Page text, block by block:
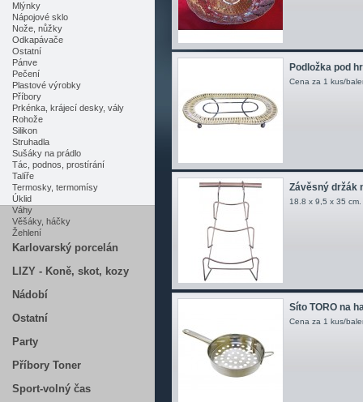
Mlýnky
Nápojové sklo
Nože, nůžky
Odkapávače
Ostatní
Pánve
Pečení
Plastové výrobky
Příbory
Prkénka, krájecí desky, vály
Rohože
Silikon
Struhadla
Sušáky na prádlo
Tác, podnos, prostírání
Talíře
Termosky, termomísy
Úklid
Váhy
Věšáky, háčky
Žehlení
Karlovarský porcelán
LIZY - Koně, skot, kozy
Nádobí
Ostatní
Party
Příbory Toner
Sport-volný čas
Podložka pod
Cena za 1 kus/
Závěsný držák
18.8 x 9,5 x 35
Síto TORO na
Cena za 1 kus/